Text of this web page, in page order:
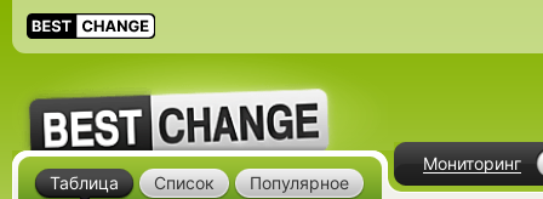
Мониторинг
Таблица Список Популярное